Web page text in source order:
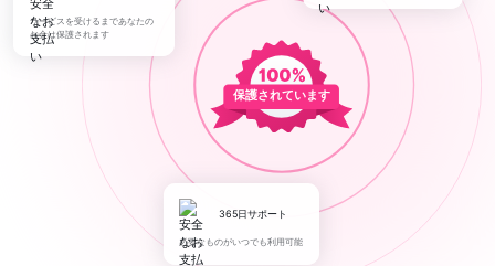
保護されています
サービスを受けるまであなたの
お金は保護されます
365日サポート
必要なものがいつでも利用可能